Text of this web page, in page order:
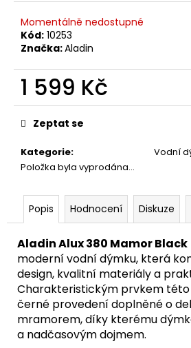
Momentálně nedostupné
Kód: 10253
Značka:Aladin
1 599 Kč
Měrná
cena:
Kategorie:
Vodní
Položka byla vyprodána…
Zeptat se
Popis Hodnocení Diskuze
Aladin Alux 380 Mamor Black
moderní vodní dýmku, která
design, kvalitní materiály a
Charakteristickým prvkem
černé provedení doplněné o
mramorem, díky kterému
a nadčasovým dojmem.